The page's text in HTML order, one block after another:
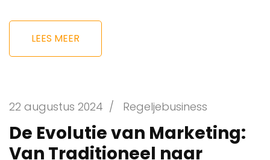
LEES MEER
22 augustus 2024 / Regeljebusiness
De Evolutie van Marketing:
Van Traditioneel naar